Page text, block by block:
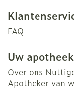
FAQ
Uw apotheek
Over ons
Apotheker van